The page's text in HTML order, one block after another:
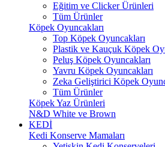
Eğitim ve Clicker Ürünleri
Tüm Ürünler
Köpek Oyuncakları
Top Köpek Oyuncakları
Plastik ve Kauçuk Köpek
Peluş Köpek Oyuncakları
Yavru Köpek Oyuncakları
Zeka Geliştirici Köpek
Tüm Ürünler
Köpek Yaz Ürünleri
N&D White ve Brown
KEDİ
Kedi Konserve Mamaları